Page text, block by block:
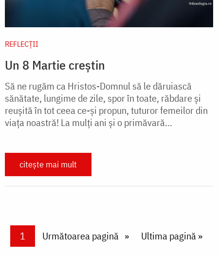
REFLECȚII
Un 8 Martie creștin
Să ne rugăm ca Hristos-Domnul să le dăruiască
sănătate, lungime de zile, spor în toate, răbdare și
reușită în tot ceea ce-și propun, tuturor femeilor din
viața noastră! La mulți ani și o primăvară...
citește mai mult
PaginareCurrent page
1 Next page
Următoarea pagină Last page
Ultima pagină »